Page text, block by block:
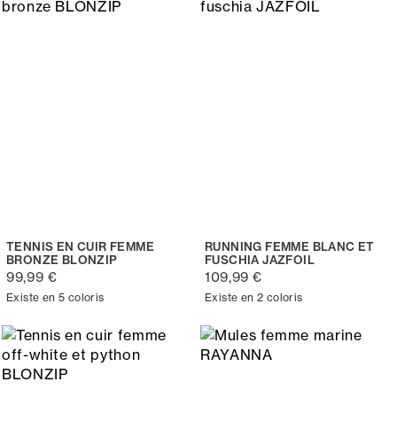
TENNIS EN CUIR FEMME
BRONZE BLONZIP
99,99 €
Existe en 5 coloris
RUNNING FEMME BLANC ET
FUSCHIA JAZFOIL
109,99 €
Existe en 2 coloris